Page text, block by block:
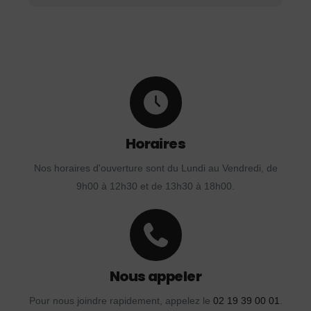
Horaires
Nos horaires d'ouverture sont du Lundi au Vendredi, de
9h00 à 12h30 et de 13h30 à 18h00.
Nous appeler
Pour nous joindre rapidement, appelez le 02 19 39 00 01